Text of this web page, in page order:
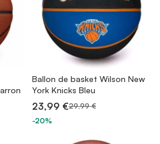
Ballon de basket Wilson New
York Knicks Bleu
23,99 €29,99 €
-20%